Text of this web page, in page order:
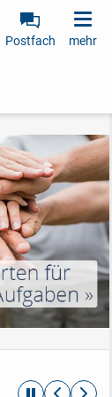
Postfach mehr